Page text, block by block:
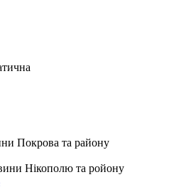
Покрова та району
Нікополю та ройону